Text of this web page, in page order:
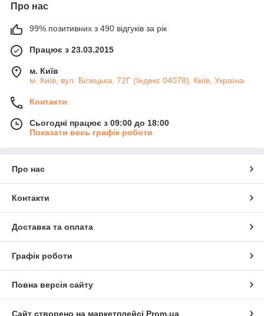
Про нас
99% позитивних з 490 відгуків за рік
Працює з 23.03.2015
м. Київ
м. Київ, вул. Білицька, 72Г (Індекс 04078), Київ, Україна
Контакти
Сьогодні працює з 09:00 до 18:00
Показати весь графік роботи
Про нас
Контакти
Доставка та оплата
Графік роботи
Повна версія сайту
Сайт створено на маркетплейсі Prom.ua